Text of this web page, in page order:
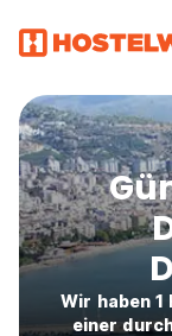
Wir haben
einer